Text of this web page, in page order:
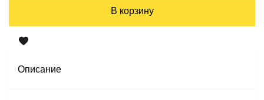
В корзину
Описание